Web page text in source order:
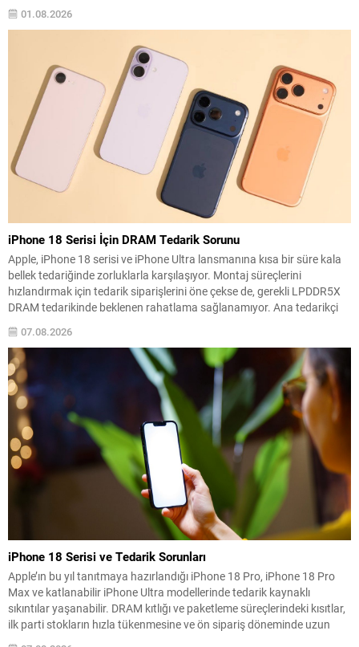
taşıdı. Gazeteci Mustafa Gültekin, festival programına ilişkin yaptığı
01.08.2026
iPhone 18 Serisi İçin DRAM Tedarik Sorunu
Apple, iPhone 18 serisi ve iPhone Ultra lansmanına kısa bir süre kala
bellek tedariğinde zorluklarla karşılaşıyor. Montaj süreçlerini
hızlandırmak için tedarik siparişlerini öne çekse de, gerekli LPDDR5X
DRAM tedarikinde beklenen rahatlama sağlanamıyor. Ana tedarikçi
artırmak amacıyla alternatif üreticilerle de görüşmeler yürüttü.
Ancak...
07.08.2026
iPhone 18 Serisi ve Tedarik Sorunları
Apple’ın bu yıl tanıtmaya hazırlandığı iPhone 18 Pro, iPhone 18 Pro
Max ve katlanabilir iPhone Ultra modellerinde tedarik kaynaklı
sıkıntılar yaşanabilir. DRAM kıtlığı ve paketleme süreçlerindeki kısıtlar,
ilk parti stokların hızla tükenmesine ve ön sipariş döneminde uzun
teslimat sürelerine yol açabilir. Yarı iletken analisti Tim Culpan’a göre,